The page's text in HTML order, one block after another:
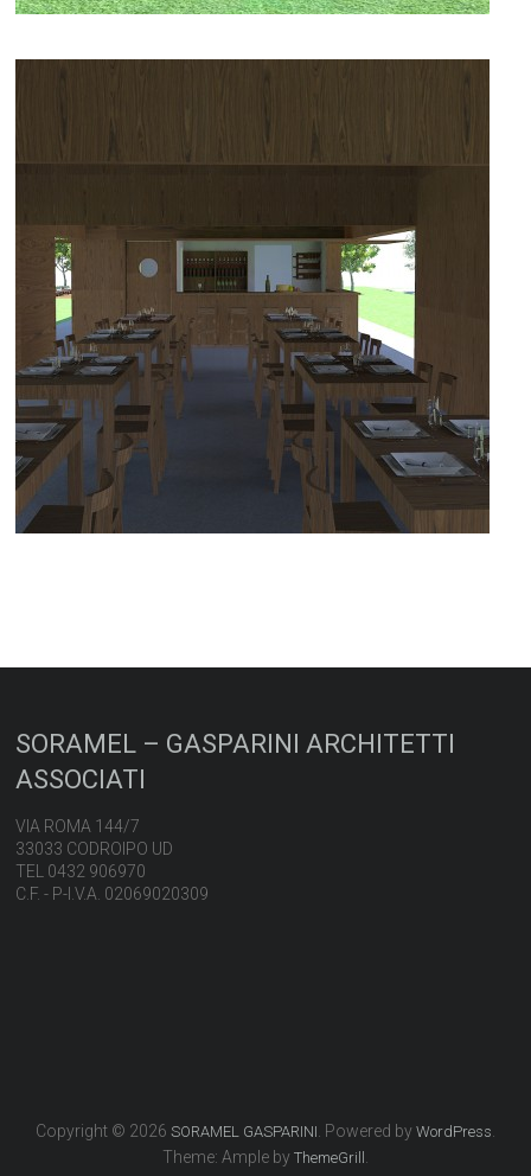
SORAMEL – GASPARINI ARCHITETTI
ASSOCIATI
VIA ROMA 144/7
33033 CODROIPO UD
TEL 0432 906970
C.F. - P-I.V.A. 02069020309
Copyright © 2026 SORAMEL GASPARINI . Powered by WordPress
Theme: Ample by ThemeGrill